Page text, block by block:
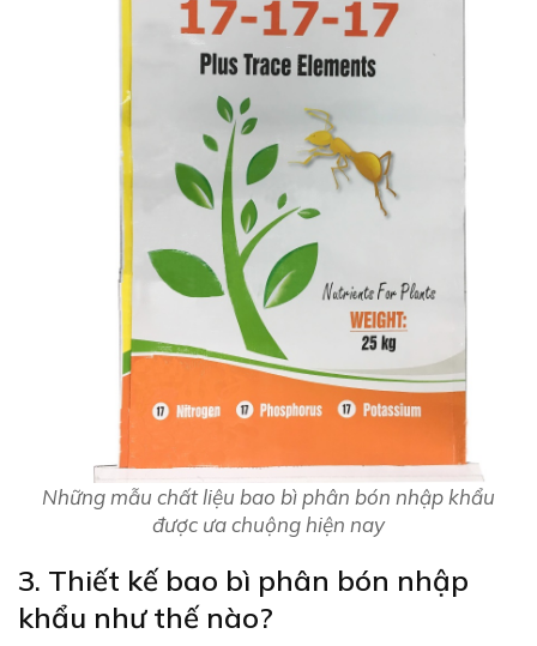
Những mẫu chất liệu bao bì phân bón nhập khẩu
được ưa chuộng hiện nay
3. Thiết kế bao bì phân bón nhập
khẩu như thế nào?